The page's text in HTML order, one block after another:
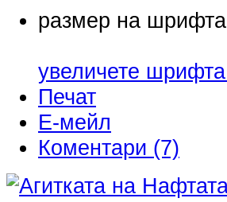
размер на шрифта
увеличете шрифта
Печат
Е-мейл
Коментари (7)